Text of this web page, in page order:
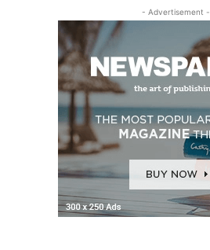
- Advertisement -